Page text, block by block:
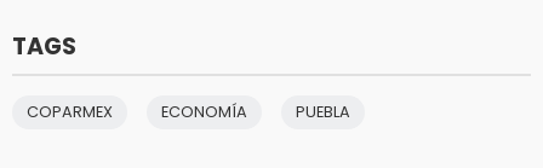
TAGS
COPARMEX ECONOMÍA PUEBLA